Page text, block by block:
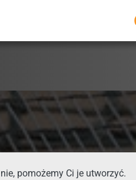
pomożemy Ci je utworzyć.